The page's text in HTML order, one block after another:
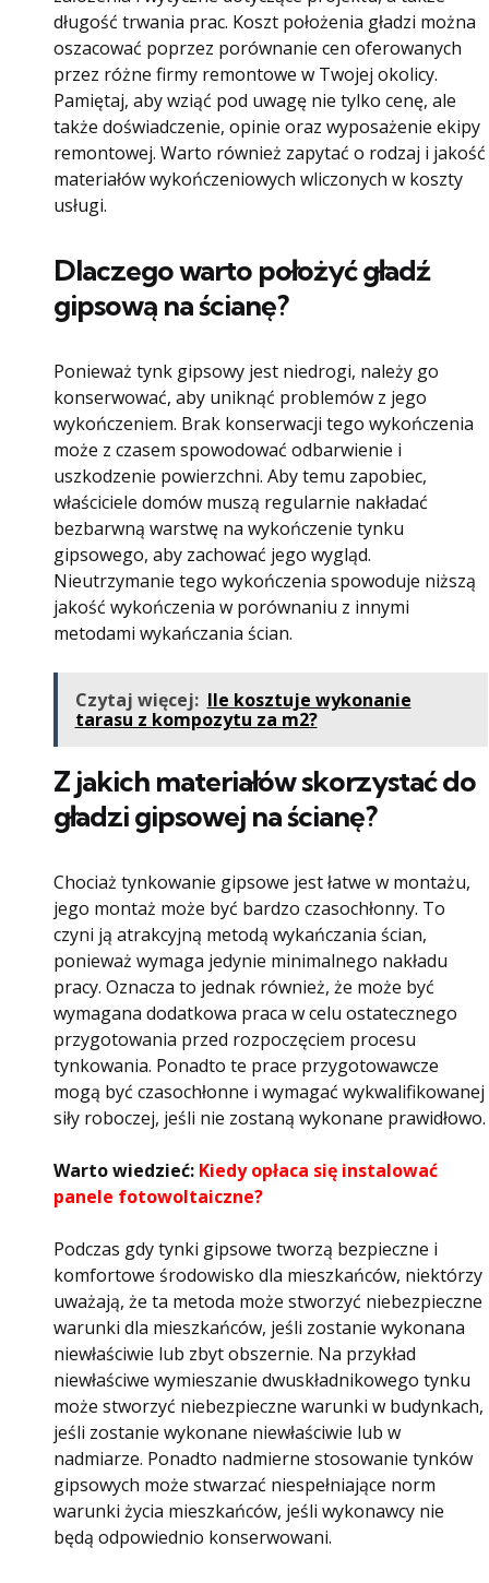
długość trwania prac. Koszt położenia gładzi można
oszacować poprzez porównanie cen oferowanych
przez różne firmy remontowe w Twojej okolicy.
Pamiętaj, aby wziąć pod uwagę nie tylko cenę, ale
także doświadczenie, opinie oraz wyposażenie ekipy
remontowej. Warto również zapytać o rodzaj i jakość
materiałów wykończeniowych wliczonych w koszty
usługi.
Dlaczego warto położyć gładź
gipsową na ścianę?
Ponieważ tynk gipsowy jest niedrogi, należy go
konserwować, aby uniknąć problemów z jego
wykończeniem. Brak konserwacji tego wykończenia
może z czasem spowodować odbarwienie i
uszkodzenie powierzchni. Aby temu zapobiec,
właściciele domów muszą regularnie nakładać
bezbarwną warstwę na wykończenie tynku
gipsowego, aby zachować jego wygląd.
Nieutrzymanie tego wykończenia spowoduje niższą
jakość wykończenia w porównaniu z innymi
metodami wykańczania ścian.
Czytaj więcej: Ile kosztuje wykonanie
tarasu z kompozytu za m2?
Z jakich materiałów skorzystać do
gładzi gipsowej na ścianę?
Chociaż tynkowanie gipsowe jest łatwe w montażu,
jego montaż może być bardzo czasochłonny. To
czyni ją atrakcyjną metodą wykańczania ścian,
ponieważ wymaga jedynie minimalnego nakładu
pracy. Oznacza to jednak również, że może być
wymagana dodatkowa praca w celu ostatecznego
przygotowania przed rozpoczęciem procesu
tynkowania. Ponadto te prace przygotowawcze
mogą być czasochłonne i wymagać wykwalifikowanej
siły roboczej, jeśli nie zostaną wykonane prawidłowo.
Warto wiedzieć: Kiedy opłaca się instalować
panele fotowoltaiczne?
Podczas gdy tynki gipsowe tworzą bezpieczne i
komfortowe środowisko dla mieszkańców, niektórzy
uważają, że ta metoda może stworzyć niebezpieczne
warunki dla mieszkańców, jeśli zostanie wykonana
niewłaściwie lub zbyt obszernie. Na przykład
niewłaściwe wymieszanie dwuskładnikowego tynku
może stworzyć niebezpieczne warunki w budynkach,
jeśli zostanie wykonane niewłaściwie lub w
nadmiarze. Ponadto nadmierne stosowanie tynków
gipsowych może stwarzać niespełniające norm
warunki życia mieszkańców, jeśli wykonawcy nie
będą odpowiednio konserwowani.